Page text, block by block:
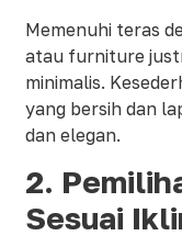
Memenuhi teras
atau furniture
minimalis.
yang bersih dan
dan elegan.
2.
Sesuai